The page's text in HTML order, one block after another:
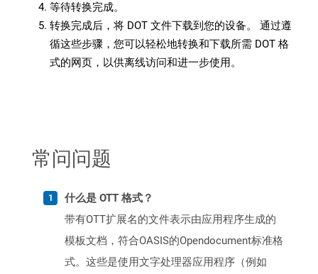
等待转换完成。
转换完成后，将 DOT 文件下载到您的设备。 通过遵
循这些步骤，您可以轻松地转换和下载所需 DOT 格
式的网页，以供离线访问和进一步使用。
常问问题
什么是 OTT 格式？
带有OTT扩展名的文件表示由应用程序生成的
模板文档，符合OASIS的Opendocument标准格
式。这些是使用文字处理器应用程序（例如